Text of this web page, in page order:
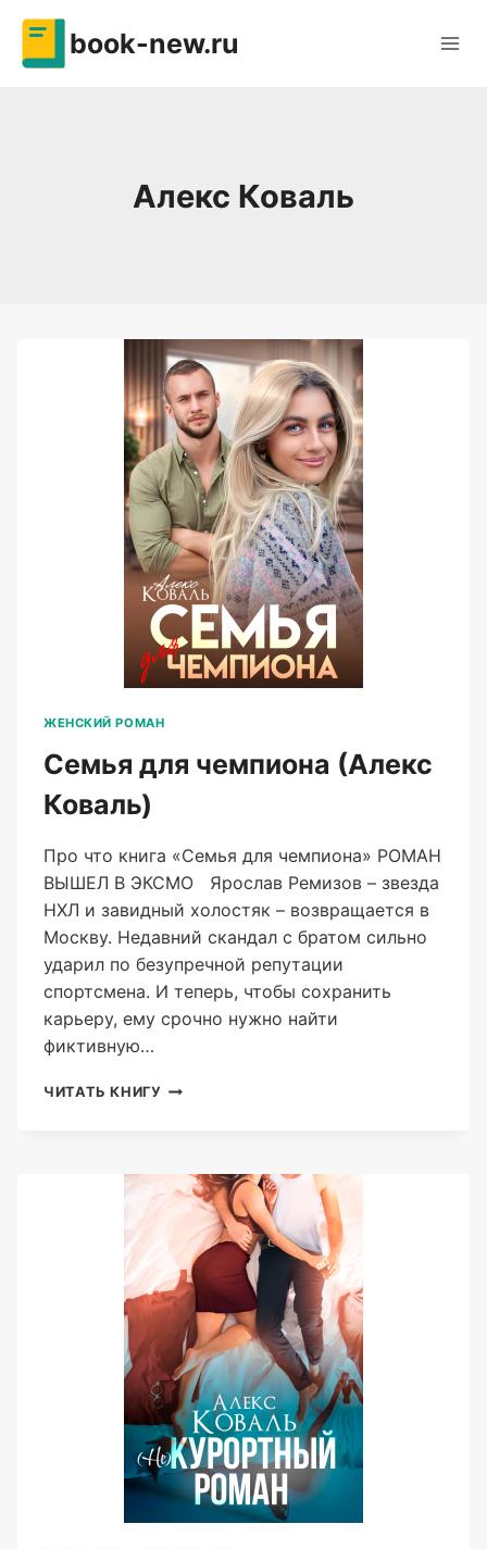
Перейти
содержимому
book-new.ru
Алекс Коваль
ЖЕНСКИЙ РОМАН
Семья для чемпиона (Алекс
Коваль)
Про что книга «Семья для чемпиона» РОМАН
ВЫШЕЛ В ЭКСМО Ярослав Ремизов – звезда
НХЛ и завидный холостяк – возвращается в
Москву. Недавний скандал с братом сильно
ударил по безупречной репутации
спортсмена. И теперь, чтобы сохранить
карьеру, ему срочно нужно найти
фиктивную…
ЧИТАТЬ КНИГУ СЕМЬЯ
КОВАЛЬ)